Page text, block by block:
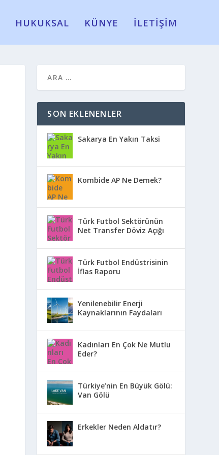
HUKUKSAL KÜNYE İLETİŞİM
SON EKLENENLER
Sakarya En Yakın Taksi
Kombide AP Ne Demek?
Türk Futbol Sektörünün
Net Transfer Döviz Açığı
Türk Futbol Endüstrisinin
İflas Raporu
Yenilenebilir Enerji
Kaynaklarının Faydaları
Kadınları En Çok Ne Mutlu
Eder?
Türkiye’nin En Büyük Gölü:
Van Gölü
Erkekler Neden Aldatır?